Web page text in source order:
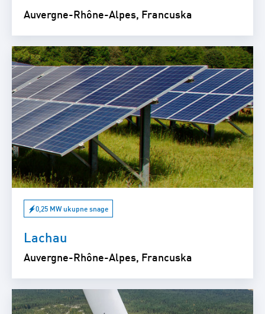
Auvergne-Rhône-Alpes, Francuska
0,25 MW ukupne snage
Lachau
Auvergne-Rhône-Alpes, Francuska